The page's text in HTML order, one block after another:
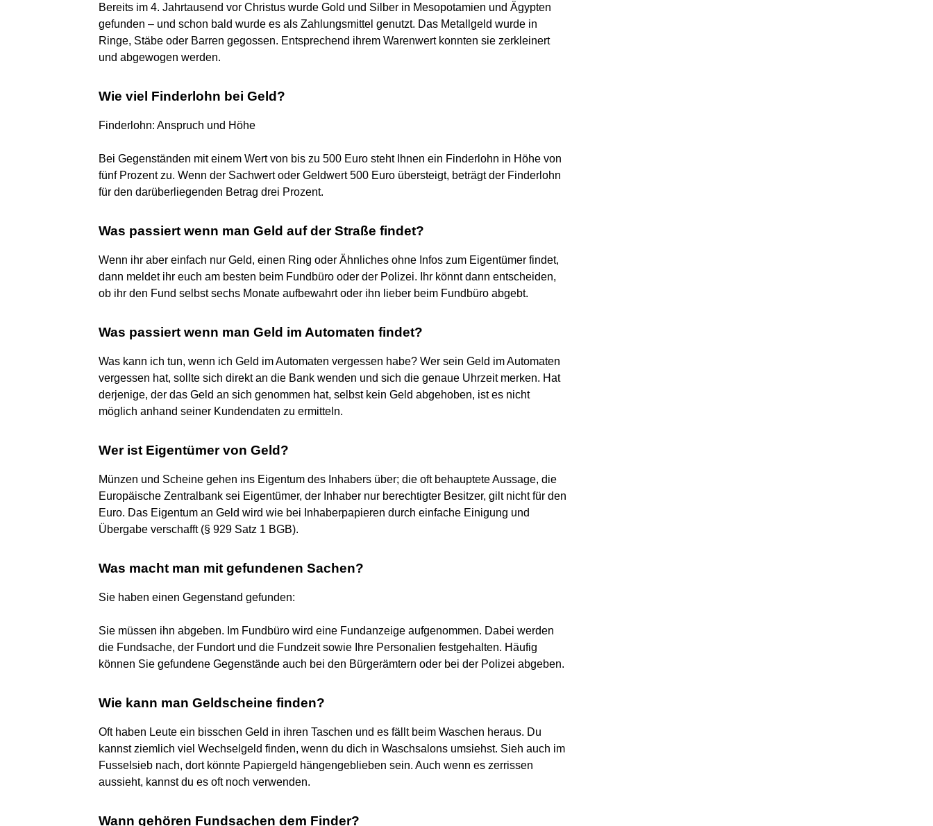
Bereits im 4. Jahrtausend vor Christus wurde Gold und Silber in Mesopotamien und Ägypten
gefunden – und schon bald wurde es als Zahlungsmittel genutzt. Das Metallgeld wurde in
Ringe, Stäbe oder Barren gegossen. Entsprechend ihrem Warenwert konnten sie zerkleinert
und abgewogen werden.
Wie viel Finderlohn bei Geld?
Finderlohn: Anspruch und Höhe
Bei Gegenständen mit einem Wert von bis zu 500 Euro steht Ihnen ein Finderlohn in Höhe von
fünf Prozent zu. Wenn der Sachwert oder Geldwert 500 Euro übersteigt, beträgt der Finderlohn
für den darüberliegenden Betrag drei Prozent.
Was passiert wenn man Geld auf der Straße findet?
Wenn ihr aber einfach nur Geld, einen Ring oder Ähnliches ohne Infos zum Eigentümer findet,
dann meldet ihr euch am besten beim Fundbüro oder der Polizei. Ihr könnt dann entscheiden,
ob ihr den Fund selbst sechs Monate aufbewahrt oder ihn lieber beim Fundbüro abgebt.
Was passiert wenn man Geld im Automaten findet?
Was kann ich tun, wenn ich Geld im Automaten vergessen habe? Wer sein Geld im Automaten
vergessen hat, sollte sich direkt an die Bank wenden und sich die genaue Uhrzeit merken. Hat
derjenige, der das Geld an sich genommen hat, selbst kein Geld abgehoben, ist es nicht
möglich anhand seiner Kundendaten zu ermitteln.
Wer ist Eigentümer von Geld?
Münzen und Scheine gehen ins Eigentum des Inhabers über; die oft behauptete Aussage, die
Europäische Zentralbank sei Eigentümer, der Inhaber nur berechtigter Besitzer, gilt nicht für den
Euro. Das Eigentum an Geld wird wie bei Inhaberpapieren durch einfache Einigung und
Übergabe verschafft (§ 929 Satz 1 BGB).
Was macht man mit gefundenen Sachen?
Sie haben einen Gegenstand gefunden:
Sie müssen ihn abgeben. Im Fundbüro wird eine Fundanzeige aufgenommen. Dabei werden
die Fundsache, der Fundort und die Fundzeit sowie Ihre Personalien festgehalten. Häufig
können Sie gefundene Gegenstände auch bei den Bürgerämtern oder bei der Polizei abgeben.
Wie kann man Geldscheine finden?
Oft haben Leute ein bisschen Geld in ihren Taschen und es fällt beim Waschen heraus. Du
kannst ziemlich viel Wechselgeld finden, wenn du dich in Waschsalons umsiehst. Sieh auch im
Fusselsieb nach, dort könnte Papiergeld hängengeblieben sein. Auch wenn es zerrissen
aussieht, kannst du es oft noch verwenden.
Wann gehören Fundsachen dem Finder?